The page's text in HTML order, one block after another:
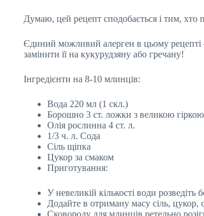
Думаю, цей рецепт сподобається і тим, хто
Єдиний можливий алерген в цьому
замінити її на кукурудзяну або гречану!
Інгредієнти на 8-10 млинців:
Вода 220 мл (1 скл.)
Борошно 3 ст. ложки з великою
Олія рослинна 4 ст. л.
1/3 ч. л. Сода
Сіль щіпка
Цукор за смаком
Приготування:
У невеликій кількості води
Додайте в отриману масу сіль, цукор,
Сковороду для млинців ретельно